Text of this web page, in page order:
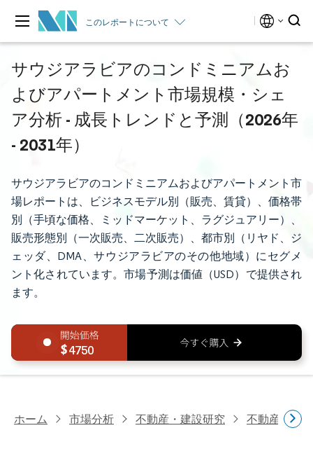
このレポートについて
サウジアラビアのコンドミニアムお
よびアパートメント市場規模・シェ
ア分析 - 成長トレンドと予測（2026年
- 2031年）
サウジアラビアのコンドミニアムおよびアパートメント市
場レポートは、ビジネスモデル別（販売、賃貸）、価格帯
別（手頃な価格、ミッドマーケット、ラグジュアリー）、
販売形態別（一次販売、二次販売）、都市別（リヤド、ジ
ェッダ、DMA、サウジアラビアのその他地域）にセグメ
ント化されています。市場予測は価値（USD）で提供され
ます。
4750
ホーム 市場分析 不動産・建設研究 不動産研究